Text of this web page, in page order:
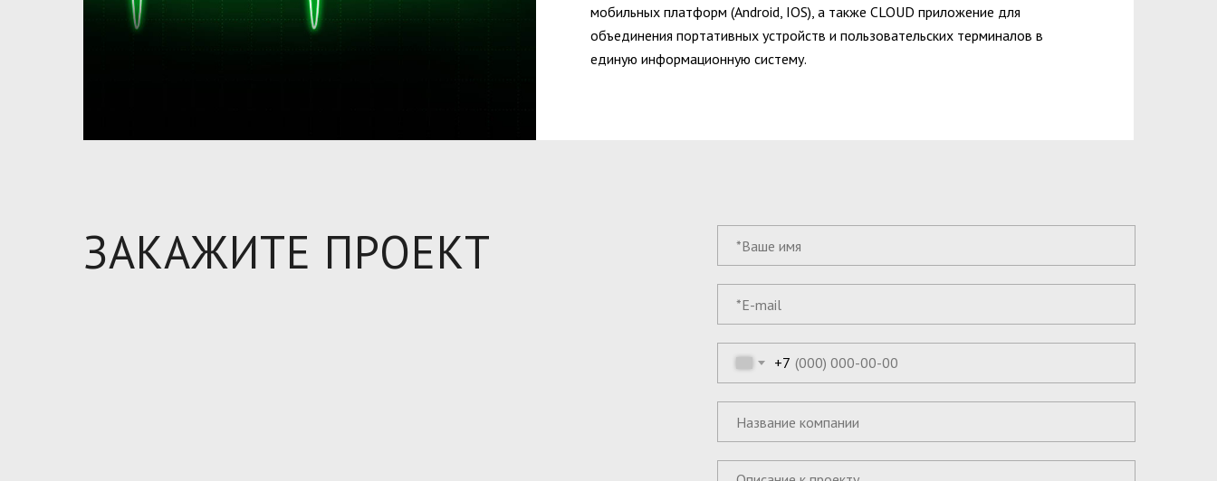
мобильных платформ (Android, IOS), а также CLOUD приложение для
объединения портативных устройств и пользовательских терминалов в
единую информационную систему.
ЗАКАЖИТЕ ПРОЕКТ
+7